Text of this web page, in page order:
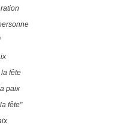
fête
paix
fête"